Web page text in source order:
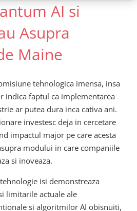
AI si
Asupra
Maine
tehnologica imensa, insa
indica faptul ca implementarea
ar putea dura inca cativa ani.
investesc deja in cercetare
impactul major pe care acesta
modului in care companiile
si inoveaza.
isi demonstreaza
limitarile actuale ale
si algoritmilor AI obisnuiti,